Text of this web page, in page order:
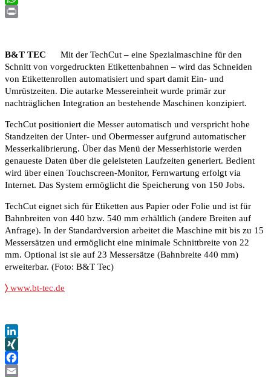
WhatsApp
B&T TEC Mit der TechCut – eine Spezialmaschine für den
Schnitt von vorgedruckten Etikettenbahnen – wird das Schneiden
von Etikettenrollen automatisiert und spart damit Ein- und
Umrüstzeiten. Die autarke Messereinheit wurde primär zur
nachträglichen Integration an bestehende Maschinen konzipiert.
TechCut positioniert die Messer automatisch und verspricht hohe
Standzeiten der Unter- und Obermesser aufgrund automatischer
Messerkalibrierung. Über das Menü der Messerhistorie werden
genaueste Daten über die geleisteten Laufzeiten generiert. Bedient
wird über einen Touchscreen-Monitor, Fernwartung erfolgt via
Internet. Das System ermöglicht die Speicherung von 150 Jobs.
TechCut eignet sich für Etiketten aus Papier oder Folie und ist für
Bahnbreiten von 440 bzw. 540 mm erhältlich (andere Breiten auf
Anfrage). In der Standardversion arbeitet die Maschine mit bis zu 15
Messersätzen und ermöglicht eine minimale Schnittbreite von 22
mm. Optional ist sie auf 23 Messersätze (Bahnbreite 440 mm)
erweiterbar. (Foto: B&T Tec)
〉 www.bt-tec.de
LinkedIn
XING
Facebook